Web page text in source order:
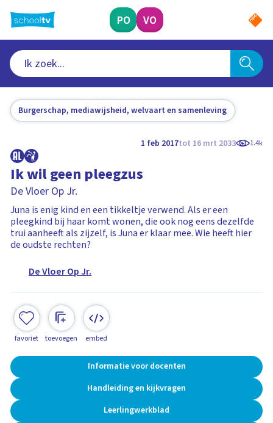
naar
hoofdinhoud
PO VO
Burgerschap, mediawijsheid, welvaart en samenleving
1 feb 2017tot 16 mrt 2033 1.4k
Ik wil geen pleegzus
De Vloer Op Jr.
Juna is enig kind en een tikkeltje verwend. Als er een
pleegkind bij haar komt wonen, die ook nog eens dezelfde
trui aanheeft als zijzelf, is Juna er klaar mee. Wie heeft hier
de oudste rechten?
De Vloer Op Jr.
favoriet toevoegen embed
Informatie voor docenten
Handleiding en kijkvragen
Leerlingwerkblad